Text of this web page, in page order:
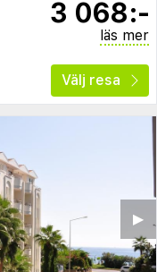
3 068:-
läs mer
Välj resa
▶︎